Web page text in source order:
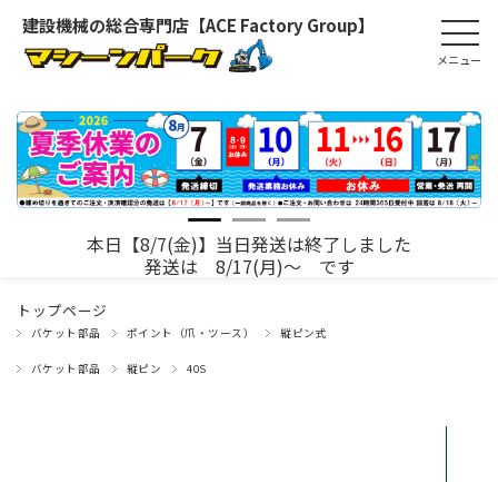
建設機械の総合専門店【ACE Factory Group】
本日【8/7(金)】当日発送は終了しました
発送は 8/17(月)～ です
トップページ
バケット部品 ポイント（爪・ツース） 縦ピン式
バケット部品 縦ピン 40S